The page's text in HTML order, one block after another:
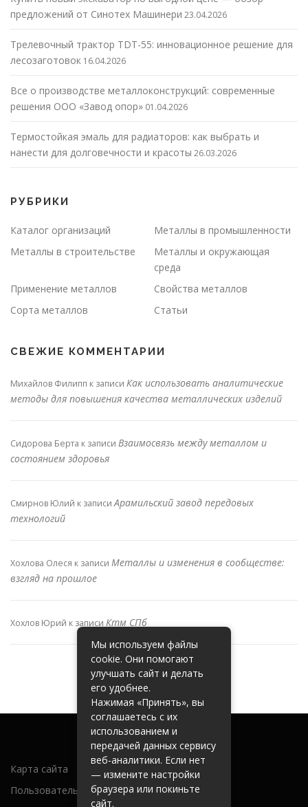
предложений от Синотех Машинери 23.04.2026
Трелевочный трактор TDT-55: инновационное решение для
лесозаготовок 16.04.2026
Все о производстве металлоконструкций: современные
решения ООО «Завод опор» 01.04.2026
Термостойкая эмаль для радиаторов: как выбрать и
нанести для долговечности и красоты 26.03.2026
РУБРИКИ
Каталог организаций
Металлы в промышленности
Металлы в строительстве
Металлы и окружающая
среда
Применение металлов
Свойства металлов
Сорта металлов
Статьи
СВЕЖИЕ КОММЕНТАРИИ
Михайлов Филипп к записи Как использовать аналитические
методы для повышения качества металлических изделий
Сидорова Берта к записи Взаимосвязь между металлом и
состоянием здоровья
Смирнов Юлий к записиАрамильский завод передовых
технологий
Хохлова Олеся к записи Металлы и изменения в сообществе:
взгляд на прошлое
Хохлов Юрий к записи Ктм СПб
Карта сайта
Пользовательское соглашение
Мы используем файлы
cookie. Они помогают
улучшать сайт и делать
его удобнее.
Нажимая «Принять», вы
соглашаетесь с их
использованием и
передачей данных сервису
веб-аналитики. Если нет
— измените настройки
браузера или покиньте
сайт.